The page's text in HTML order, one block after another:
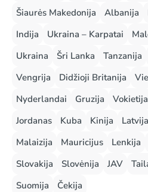
Šiaurės Makedonija
Albanija
Indija
Ukraina – Karpatai
Ukraina
Šri Lanka Tanzanija
Vengrija
Didžioji Britanija
Nyderlandai
Gruzija Vokietija
Jordanas
Kuba Kinija Latvija
Malaizija
Mauricijus Lenkija
Slovakija
Slovėnija JAV
Suomija
Čekija